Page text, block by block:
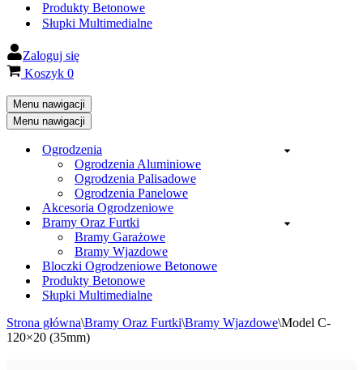
Produkty Betonowe
Słupki Multimedialne
Zaloguj się
Koszyk 0
Menu nawigacji
Menu nawigacji
Ogrodzenia
Ogrodzenia Aluminiowe
Ogrodzenia Palisadowe
Ogrodzenia Panelowe
Akcesoria Ogrodzeniowe
Bramy Oraz Furtki
Bramy Garażowe
Bramy Wjazdowe
Bloczki Ogrodzeniowe Betonowe
Produkty Betonowe
Słupki Multimedialne
Strona główna\Bramy Oraz Furtki\Bramy Wjazdowe\Model C-
120×20 (35mm)